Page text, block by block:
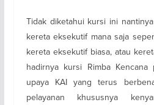
Tidak diketahui kursi ini
kereta eksekutif mana saja
kereta eksekutif biasa, atau
hadirnya kursi Rimba Kencana
upaya KAI yang terus
pelayanan khususnya